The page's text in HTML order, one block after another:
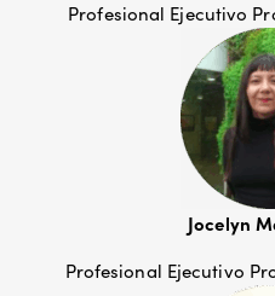
Profesional Ejecutivo
Jocelyn
Profesional Ejecutivo